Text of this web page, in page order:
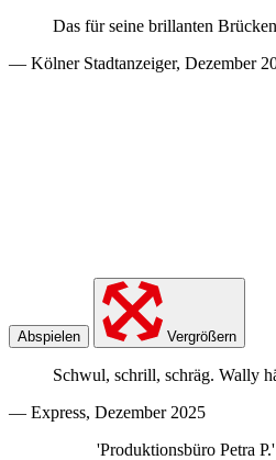
Das für seine brillanten
— Kölner Stadtanzeiger, Dezember
Abspielen Vergrößern
Schwul, schrill, schräg. Wally
— Express, Dezember 2025
'Produktionsbüro Petra